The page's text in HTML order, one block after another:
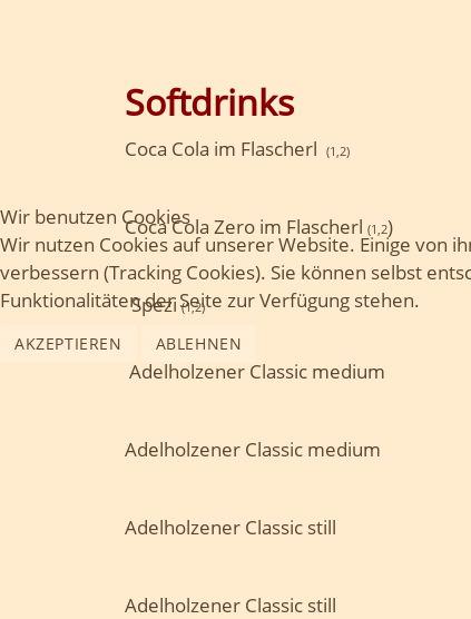
Softdrinks
Coca Cola im Flascherl (1,2)
Coca Cola Zero im Flascherl (1,2)
Spezi(1,2)
0,5
Adelholzener Classic medium
Adelholzener Classic medium
Adelholzener Classic still
Adelholzener Classic still
Wir benutzen Cookies
Wir nutzen Cookies auf unserer Website. Einige von
verbessern (Tracking Cookies). Sie können selbst
Funktionalitäten der Seite zur Verfügung stehen.
AKZEPTIEREN ABLEHNEN